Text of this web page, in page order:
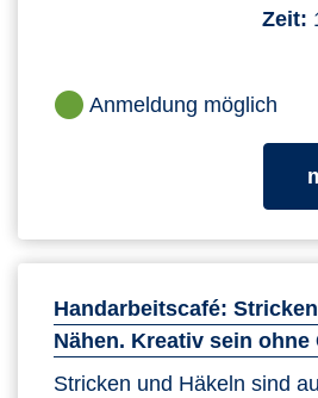
Zeit:
Anmeldung möglich
Handarbeitscafé:
Nähen. Kreativ sein ohne
Stricken und Häkeln sind